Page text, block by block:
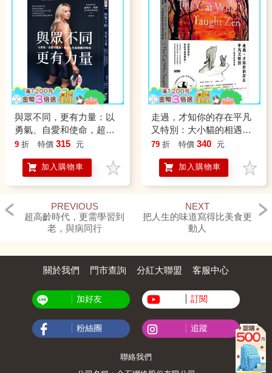
與眾不同，更有力量：以
勇氣、自愛和使命，超越
人生最艱難的時刻
9 折 特價 315 元
加入購物車
走過，才知你的存在平凡
又特別：大小貓的相遇旅
程
79 折 特價 340 元
加入購物車
PREVIOUS
超高齡時代，更需學習到
老，與病同行
NEXT
把人生的味道寫得比美食更
動人
關於我們 門市查詢 分紅大聯盟 客服中心
加好友 訂閱
粉絲團 追蹤
聯絡我們